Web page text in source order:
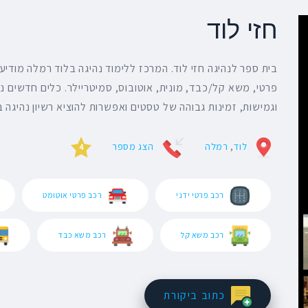
חזי לוד
בית ספר לנהיגה חזי לוד. המרכז ללימוד נהיגה בלוד רמלה
פרטי, משא קל/כבד, מונית, אוטובוס, סמיטריילר. כלים חדשים
וגמישות, זמינות גבוהה של טסטים ואפשרות להוציא רשיון נהיגה
לוד, רמלה הצג מספר 4
רכב פרטי ידני רכב פרטי אוטומט
רכב משא קל רכב משא כבד
כתוב ביקורת